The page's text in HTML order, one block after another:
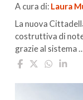
A cura di: Laura
La nuova
costruttiva di
grazie al sistema